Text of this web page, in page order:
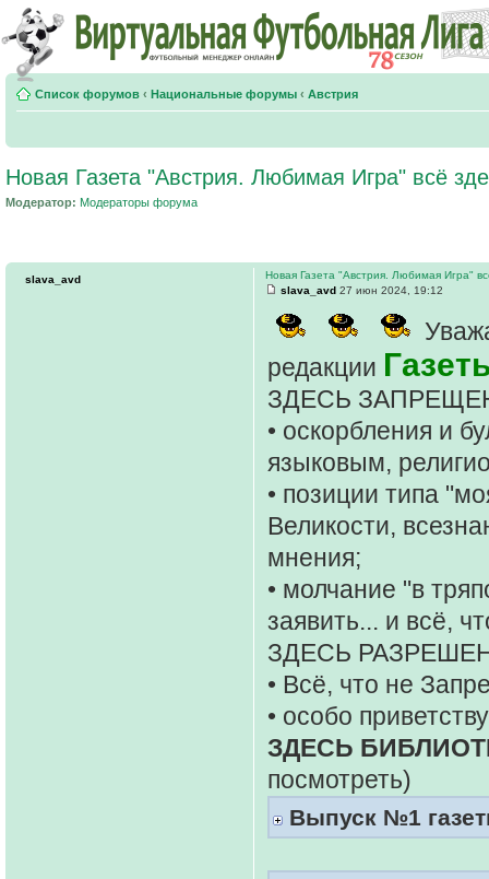
Список форумов ‹ Национальные форумы ‹ Австрия
Новая Газета "Австрия. Любимая Игра" всё
Модератор: Модераторы форума
Новая Газета "Австрия. Любимая Игра"
slava_avd 27 июн 2024, 19:12
редакции
ЗДЕСЬ
• оскорбления и
языковым,
• позиции типа
Великости,
мнения;
• молчание "в
заявить... и всё,
ЗДЕСЬ
• Всё, что не
• особо
ЗДЕСЬ
посмотреть)
Выпуск №1
slava_avd